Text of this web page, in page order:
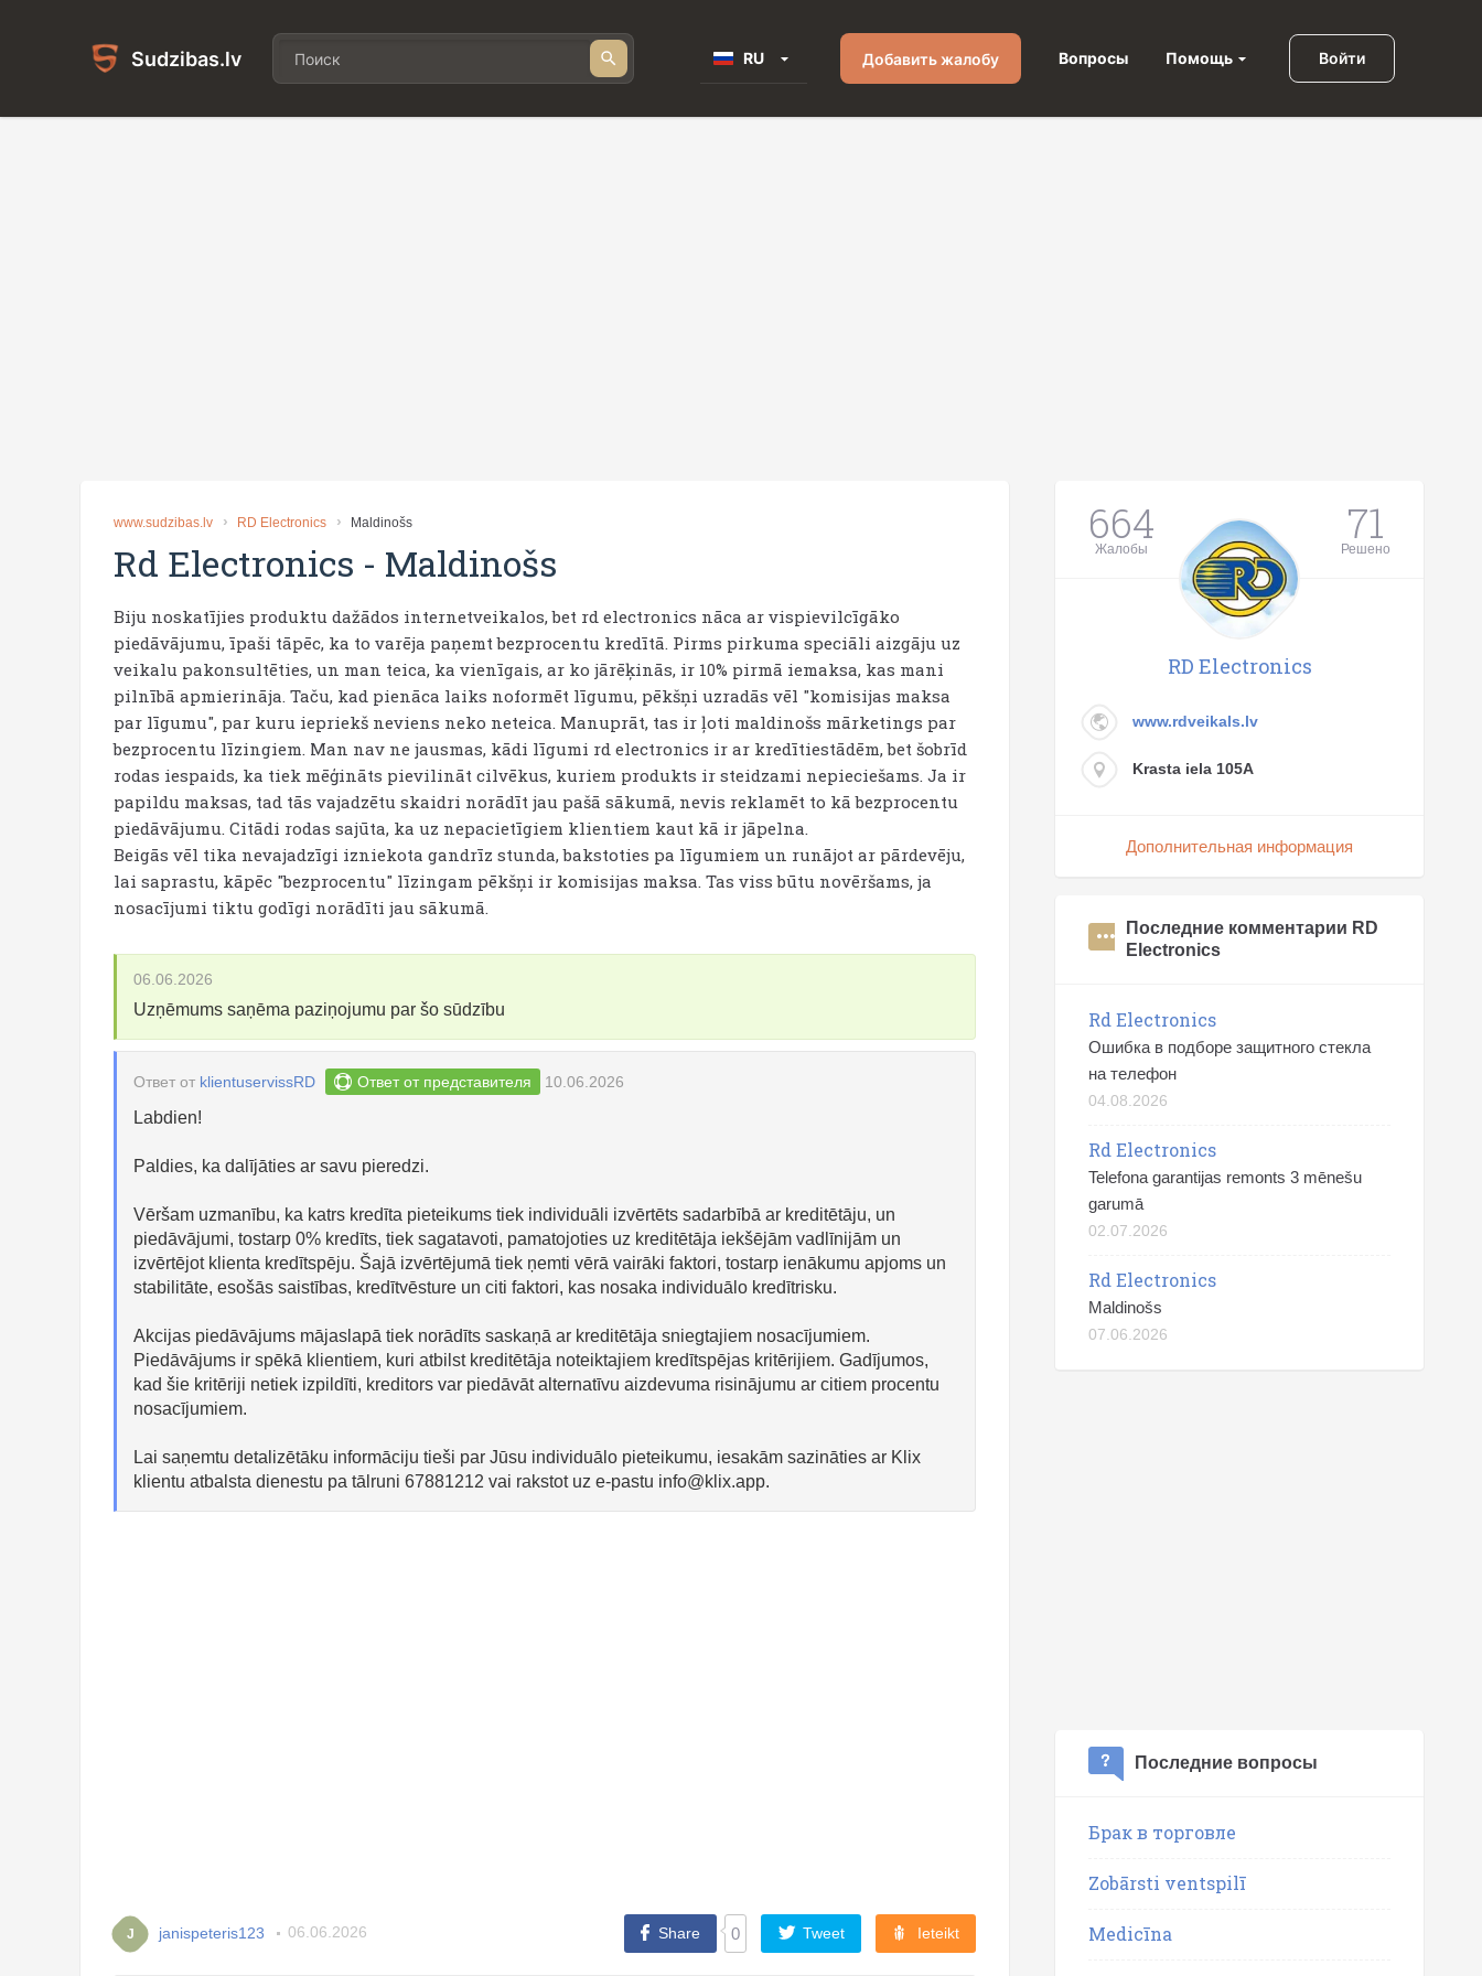
Sudzibas.lv RU Добавить жалобу Вопросы Помощь Войти
www.sudzibas.lv RD Electronics Maldinošs
Rd Electronics - Maldinošs
Biju noskatījies produktu dažādos internetveikalos, bet rd electronics nāca ar vispievilcīgāko
piedāvājumu, īpaši tāpēc, ka to varēja paņemt bezprocentu kredītā. Pirms pirkuma speciāli aizgāju uz
veikalu pakonsultēties, un man teica, ka vienīgais, ar ko jārēķinās, ir 10% pirmā iemaksa, kas mani
pilnībā apmierināja. Taču, kad pienāca laiks noformēt līgumu, pēkšņi uzradās vēl "komisijas maksa
par līgumu", par kuru iepriekš neviens neko neteica. Manuprāt, tas ir ļoti maldinošs mārketings par
bezprocentu līzingiem. Man nav ne jausmas, kādi līgumi rd electronics ir ar kredītiestādēm, bet šobrīd
rodas iespaids, ka tiek mēģināts pievilināt cilvēkus, kuriem produkts ir steidzami nepieciešams. Ja ir
papildu maksas, tad tās vajadzētu skaidri norādīt jau pašā sākumā, nevis reklamēt to kā bezprocentu
piedāvājumu. Citādi rodas sajūta, ka uz nepacietīgiem klientiem kaut kā ir jāpelna.
Beigās vēl tika nevajadzīgi izniekota gandrīz stunda, bakstoties pa līgumiem un runājot ar pārdevēju,
lai saprastu, kāpēc "bezprocentu" līzingam pēkšņi ir komisijas maksa. Tas viss būtu novēršams, ja
nosacījumi tiktu godīgi norādīti jau sākumā.
06.06.2026
Uzņēmums saņēma paziņojumu par šo sūdzību
Ответ от klientuservissRD Ответ от представителя 10.06.2026
Labdien!
Paldies, ka dalījāties ar savu pieredzi.
Vēršam uzmanību, ka katrs kredīta pieteikums tiek individuāli izvērtēts sadarbībā ar kreditētāju, un
piedāvājumi, tostarp 0% kredīts, tiek sagatavoti, pamatojoties uz kreditētāja iekšējām vadlīnijām un
izvērtējot klienta kredītspēju. Šajā izvērtējumā tiek ņemti vērā vairāki faktori, tostarp ienākumu apjoms un
stabilitāte, esošās saistības, kredītvēsture un citi faktori, kas nosaka individuālo kredītrisku.
Akcijas piedāvājums mājaslapā tiek norādīts saskaņā ar kreditētāja sniegtajiem nosacījumiem.
Piedāvājums ir spēkā klientiem, kuri atbilst kreditētāja noteiktajiem kredītspējas kritērijiem. Gadījumos,
kad šie kritēriji netiek izpildīti, kreditors var piedāvāt alternatīvu aizdevuma risinājumu ar citiem procentu
nosacījumiem.
Lai saņemtu detalizētāku informāciju tieši par Jūsu individuālo pieteikumu, iesakām sazināties ar Klix
klientu atbalsta dienestu pa tālruni 67881212 vai rakstot uz e-pastu info@klix.app.
J janispeteris123 06.06.2026 Share 0 Tweet Ieteikt
664
Жалобы 71
Решено
RD Electronics
www.rdveikals.lv
Krasta iela 105A
Дополнительная информация
Последние комментарии RD
Electronics
Rd Electronics
Ошибка в подборе защитного стекла
на телефон
04.08.2026
Rd Electronics
Telefona garantijas remonts 3 mēnešu
garumā
02.07.2026
Rd Electronics
Maldinošs
07.06.2026
Последние вопросы
Брак в торговле
Zobārsti ventspilī
Medicīna